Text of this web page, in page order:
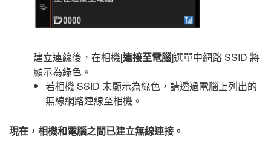
建立連線後，在相機[連接至電腦]選單中網路 SSID 將
顯示為綠色。
若相機 SSID 未顯示為綠色，請透過電腦上列出的
無線網路連線至相機。
現在，相機和電腦之間已建立無線連接。